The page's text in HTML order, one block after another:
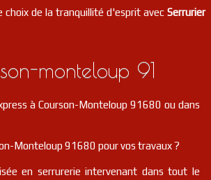
choix de la tranquillité d'esprit avec Serrurier
monteloup 91
à Courson-Monteloup 91680 ou dans
Monteloup 91680 pour vos travaux ?
en serrurerie intervenant dans tout le